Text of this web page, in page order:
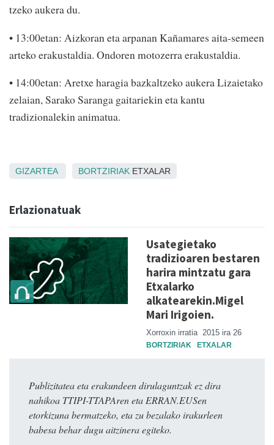
tzeko aukera du.
• 13:00etan: Aizkoran eta arpanan Kañamares aita-semeen
arteko erakustaldia. Ondoren motozerra erakustaldia.
• 14:00etan: Aretxe haragia bazkaltzeko aukera Lizaietako
zelaian, Sarako Saranga gaitariekin eta kantu
tradizionalekin animatua.
GIZARTEA BORTZIRIAK ETXALAR
Erlazionatuak
Usategietako
tradizioaren bestaren
harira mintzatu gara
Etxalarko
alkatearekin.Migel
Mari Irigoien.
Xorroxin irratia 2015 ira 26
BORTZIRIAK ETXALAR
Publizitatea eta erakundeen dirulaguntzak ez dira
nahikoa TTIPI-TTAPAren eta ERRAN.EUSen
etorkizuna bermatzeko, eta zu bezalako irakurleen
babesa behar dugu aitzinera egiteko.